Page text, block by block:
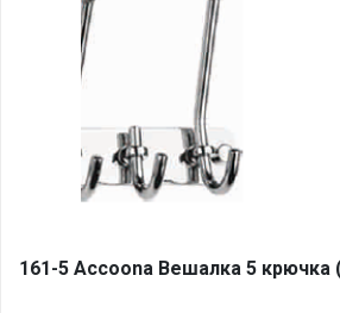
161-5 Accoona Вешалка 5 крючка